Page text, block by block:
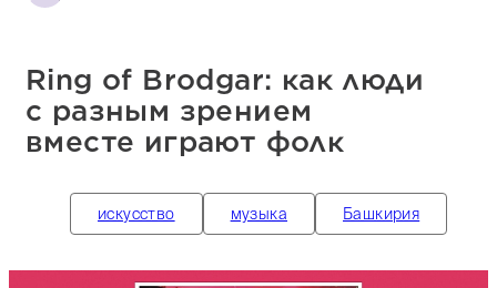
Ring of Brodgar: как люди
с разным зрением
вместе играют фолк
искусство музыка Башкирия